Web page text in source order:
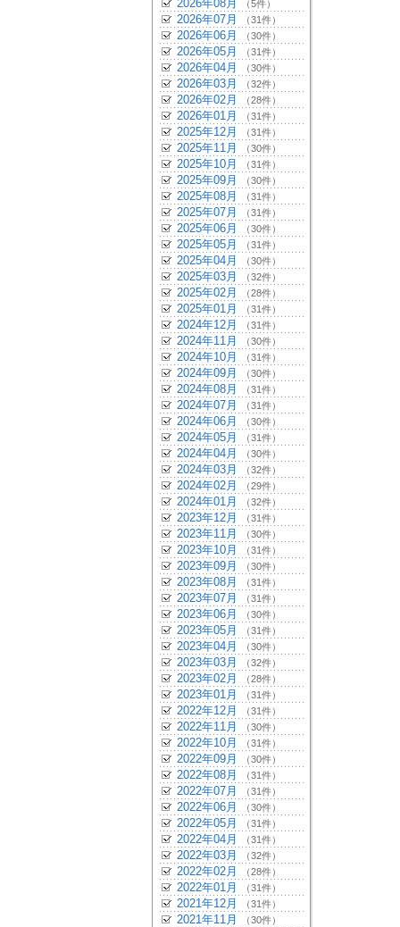
2026年08月 （5件）
2026年07月 （31件）
2026年06月 （30件）
2026年05月 （31件）
2026年04月 （30件）
2026年03月 （32件）
2026年02月 （28件）
2026年01月 （31件）
2025年12月 （31件）
2025年11月 （30件）
2025年10月 （31件）
2025年09月 （30件）
2025年08月 （31件）
2025年07月 （31件）
2025年06月 （30件）
2025年05月 （31件）
2025年04月 （30件）
2025年03月 （32件）
2025年02月 （28件）
2025年01月 （31件）
2024年12月 （31件）
2024年11月 （30件）
2024年10月 （31件）
2024年09月 （30件）
2024年08月 （31件）
2024年07月 （31件）
2024年06月 （30件）
2024年05月 （31件）
2024年04月 （30件）
2024年03月 （32件）
2024年02月 （29件）
2024年01月 （32件）
2023年12月 （31件）
2023年11月 （30件）
2023年10月 （31件）
2023年09月 （30件）
2023年08月 （31件）
2023年07月 （31件）
2023年06月 （30件）
2023年05月 （31件）
2023年04月 （30件）
2023年03月 （32件）
2023年02月 （28件）
2023年01月 （31件）
2022年12月 （31件）
2022年11月 （30件）
2022年10月 （31件）
2022年09月 （30件）
2022年08月 （31件）
2022年07月 （31件）
2022年06月 （30件）
2022年05月 （31件）
2022年04月 （31件）
2022年03月 （32件）
2022年02月 （28件）
2022年01月 （31件）
2021年12月 （31件）
2021年11月 （30件）